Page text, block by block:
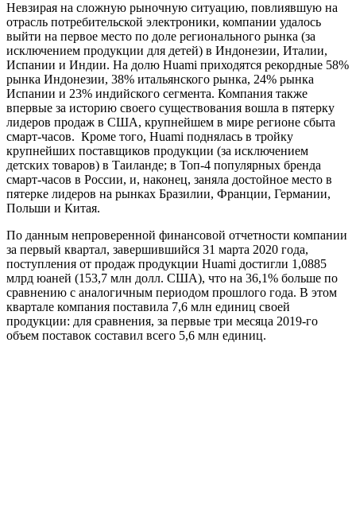
Невзирая на сложную рыночную ситуацию, повлиявшую на
отрасль потребительской электроники, компании удалось
выйти на первое место по доле регионального рынка (за
исключением продукции для детей) в Индонезии, Италии,
Испании и Индии. На долю Huami приходятся рекордные 58%
рынка Индонезии, 38% итальянского рынка, 24% рынка
Испании и 23% индийского сегмента. Компания также
впервые за историю своего существования вошла в пятерку
лидеров продаж в США, крупнейшем в мире регионе сбыта
смарт-часов. Кроме того, Huami поднялась в тройку
крупнейших поставщиков продукции (за исключением
детских товаров) в Таиланде; в Топ-4 популярных бренда
смарт-часов в России, и, наконец, заняла достойное место в
пятерке лидеров на рынках Бразилии, Франции, Германии,
Польши и Китая.
По данным непроверенной финансовой отчетности компании
за первый квартал, завершившийся 31 марта 2020 года,
поступления от продаж продукции Huami достигли 1,0885
млрд юаней (153,7 млн долл. США), что на 36,1% больше по
сравнению с аналогичным периодом прошлого года. В этом
квартале компания поставила 7,6 млн единиц своей
продукции: для сравнения, за первые три месяца 2019-го
объем поставок составил всего 5,6 млн единиц.